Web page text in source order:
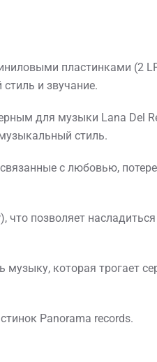
пластинками (2
и звучание.
для музыки Lana Del
стиль.
с любовью,
что позволяет
музыку, которая трогает
Panorama records.